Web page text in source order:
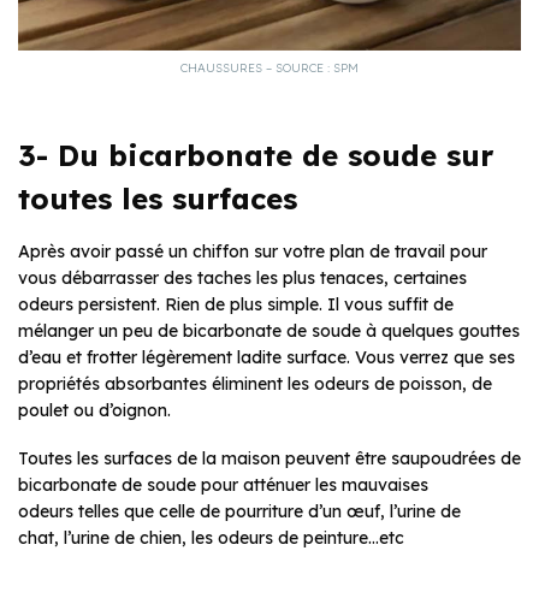
CHAUSSURES – SOURCE : SPM
3- Du bicarbonate de soude sur
toutes les surfaces
Après avoir passé un chiffon sur votre plan de travail pour
vous débarrasser des taches les plus tenaces, certaines
odeurs persistent. Rien de plus simple. Il vous suffit de
mélanger un peu de bicarbonate de soude à quelques gouttes
d’eau et frotter légèrement ladite surface. Vous verrez que ses
propriétés absorbantes éliminent les odeurs de poisson, de
poulet ou d’oignon.
Toutes les surfaces de la maison peuvent être saupoudrées de
bicarbonate de soude pour atténuer les mauvaises
odeurs telles que celle de pourriture d’un œuf, l’urine de
chat, l’urine de chien, les odeurs de peinture…etc